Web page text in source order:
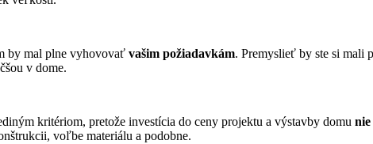
by mal plne vyhovovať vašim požiadavkám. Premyslieť by ste si mali
v dome.
kritériom, pretože investícia do ceny projektu a výstavby domu nie
voľbe materiálu a podobne.